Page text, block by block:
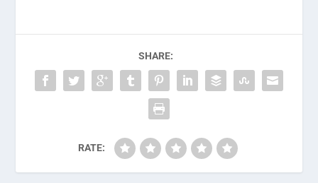
SHARE:
RATE: